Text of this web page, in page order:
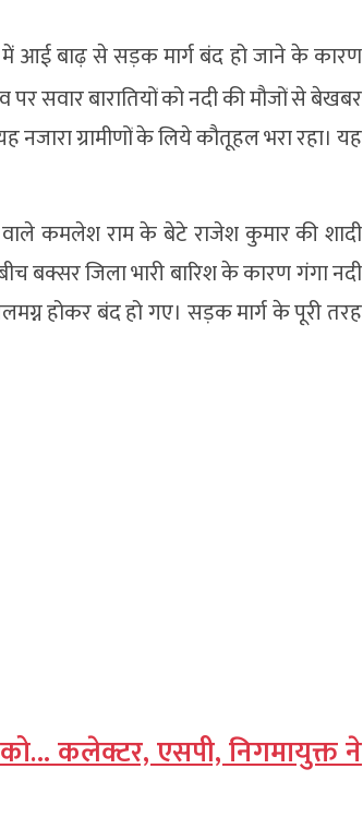
आई बाढ़ से सड़क मार्ग बंद हो जाने के कारण
सवार बारातियों को नदी की मौजों से बेखबर
ग्रामीणों के लिये कौतूहल भरा रहा। यह
कमलेश राम के बेटे राजेश कुमार की शादी
बक्सर जिला भारी बारिश के कारण गंगा नदी
होकर बंद हो गए। सड़क मार्ग के पूरी तरह
कलेक्टर, एसपी, निगमायुक्त ने